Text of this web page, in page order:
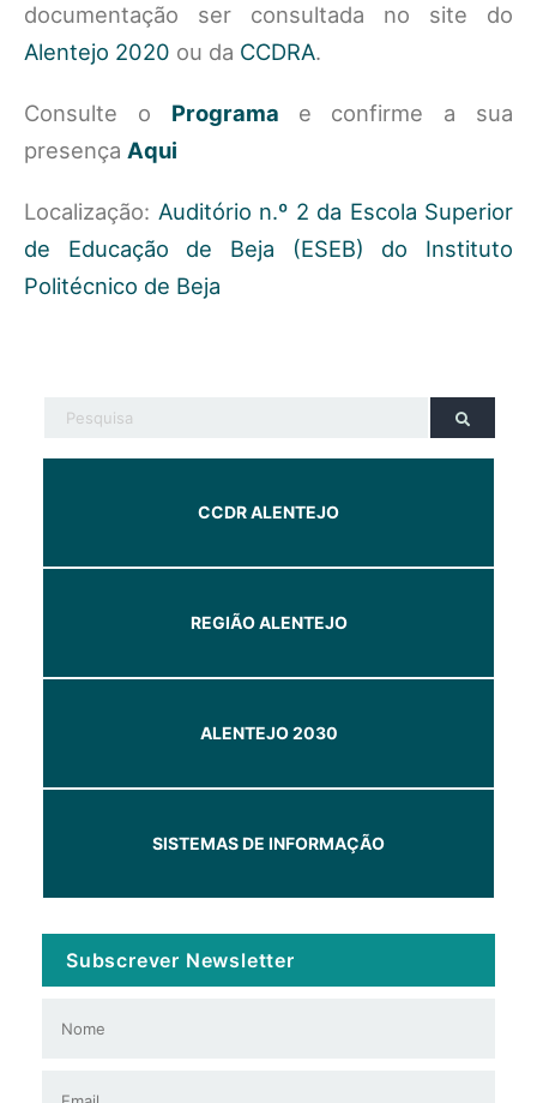
documentação ser consultada no site do
Alentejo 2020 ou da CCDRA.
Consulte o Programa e confirme a sua
presença Aqui
Localização: Auditório n.º 2 da Escola Superior
de Educação de Beja (ESEB) do Instituto
Politécnico de Beja
CCDR ALENTEJO
REGIÃO ALENTEJO
ALENTEJO 2030
SISTEMAS DE INFORMAÇÃO
Subscrever Newsletter